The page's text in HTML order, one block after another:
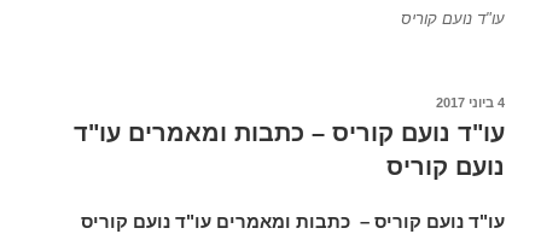
עו"ד נועם קוריס
פורסם
4 ביוני 2017
עו"ד נועם קוריס – כתבות ומאמרים עו"ד
נועם קוריס
עו"ד נועם קוריס – כתבות ומאמרים עו"ד נועם קוריס